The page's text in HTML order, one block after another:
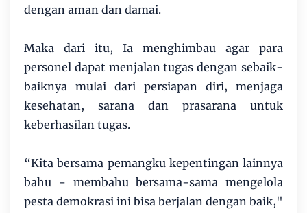
dengan aman dan damai.
Maka dari itu, Ia menghimbau agar para
personel dapat menjalan tugas dengan sebaik-
baiknya mulai dari persiapan diri, menjaga
kesehatan, sarana dan prasarana untuk
keberhasilan tugas.
“Kita bersama pemangku kepentingan lainnya
bahu - membahu bersama-sama mengelola
pesta demokrasi ini bisa berjalan dengan baik,"